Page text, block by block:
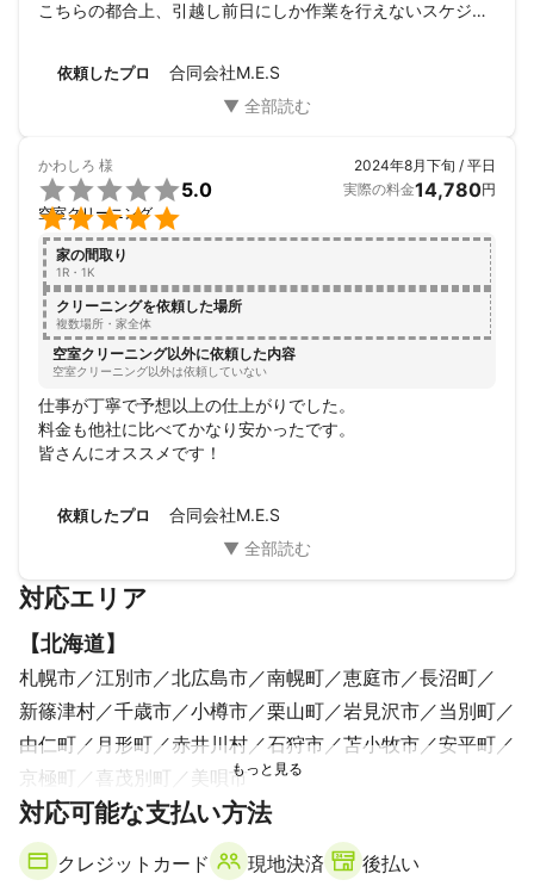
こちらの都合上、引越し前日にしか作業を行えないスケジュ
では出来ないくらいキレイにしていただけて本当に助かりま
妊娠中のため思うように動けない中、家ごとまるっと清掃い
ただけたことが本当にありがたかったです。
迅速で丁寧な作業のおかげて、快く新生活を迎えられること
に感謝です！本当にありがとうございました！
依頼したプロ 合同会社M.E.S
かわしろ 様


5.0
空室クリーニング
2024年8月下旬 / 平日
実際の料金14,780円
家の間取り
1R・1K
クリーニングを依頼した場所
複数場所・家全体
空室クリーニング以外に依頼した内容
空室クリーニング以外は依頼していない
仕事が丁寧で予想以上の仕上がりでした。
料金も他社に比べてかなり安かったです。
皆さんにオススメです！
依頼したプロ 合同会社M.E.S
対応エリア
【北海道】
札幌市 江別市 北広島市 南幌町 恵庭市
長沼町
新篠津村
千歳市 小樽市 栗山町 岩見沢市
当別町
由仁町
月形町 赤井川村 石狩市 苫小牧市
安平町
京極町
喜茂別町 美唄市
対応可能な支払い方法
クレジットカード 現地決済 後払い